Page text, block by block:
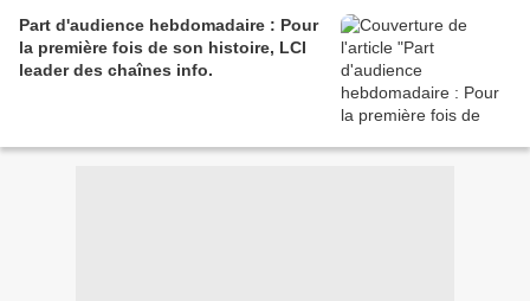
Part d'audience hebdomadaire : Pour
la première fois de son histoire, LCI
leader des chaînes info.